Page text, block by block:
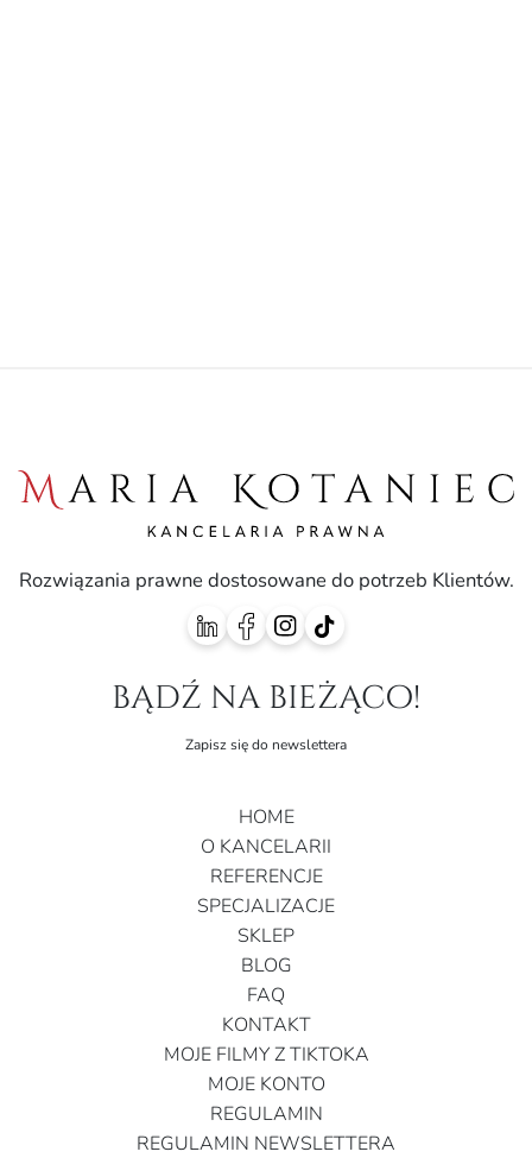
Rozwiązania prawne dostosowane do potrzeb Klientów.
bądź na bieżąco!
Zapisz się do newslettera
HOME
O KANCELARII
REFERENCJE
SPECJALIZACJE
SKLEP
BLOG
FAQ
KONTAKT
MOJE FILMY Z TIKTOKA
MOJE KONTO
REGULAMIN
REGULAMIN NEWSLETTERA